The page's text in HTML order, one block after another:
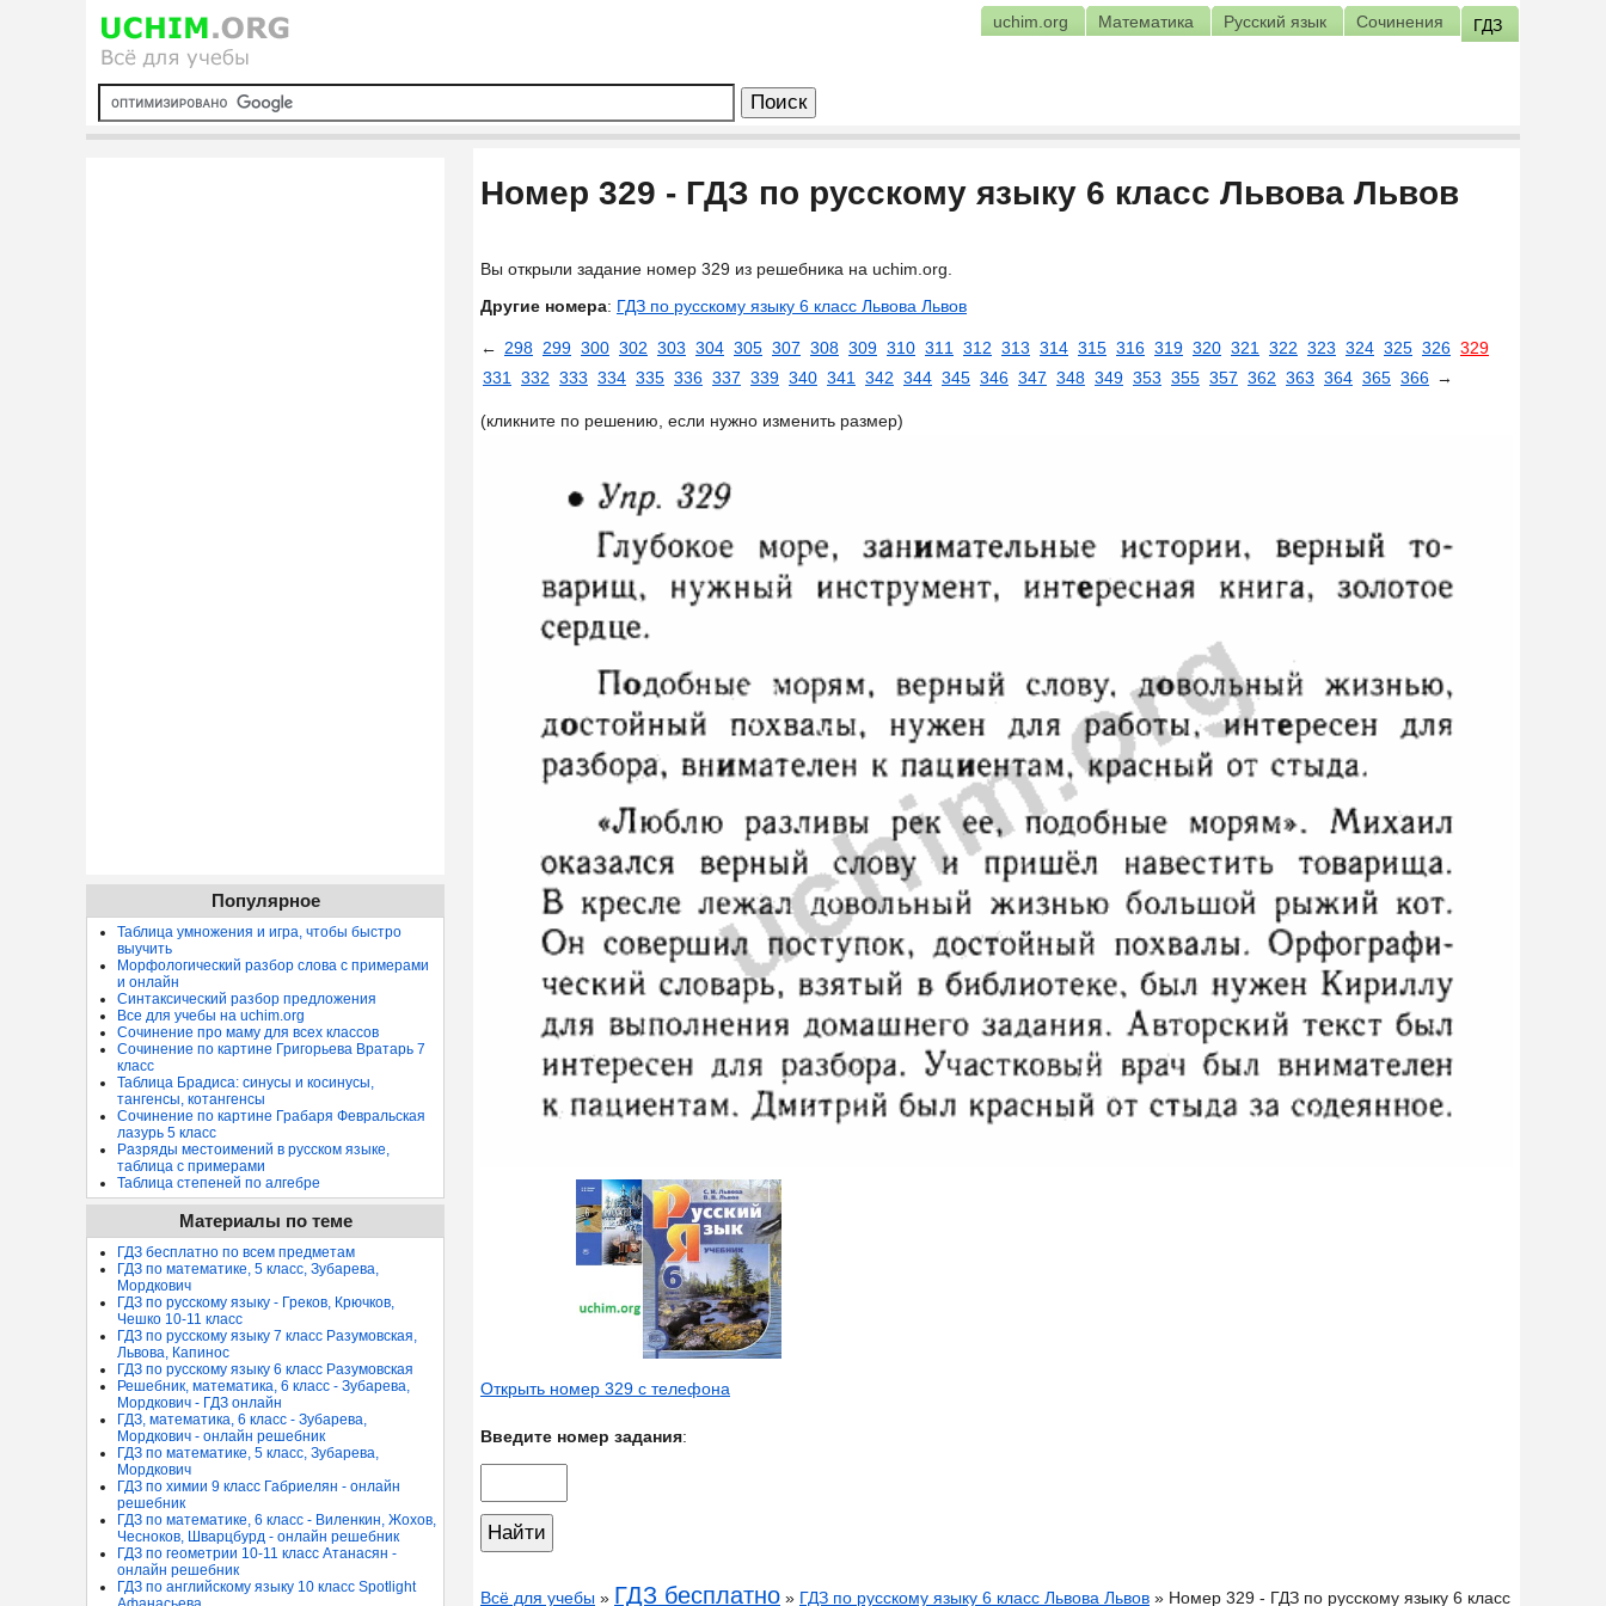
uchim.org Математика Русский язык Сочинения ГДЗ
Номер 329 - ГДЗ по русскому языку 6 класс Львова Львов
Вы открыли задание номер 329 из решебника на uchim.org.
Другие номера: ГДЗ по русскому языку 6 класс Львова Львов
← 298 299 300 302 303 304 305 307 308 309 310 311 312 313 314 315 316 319 320 321 322 323 324 325 326 329
331
332 333 334 335 336 337 339 340 341 342 344 345 346 347 348 349 353 355 357 362 363 364 365 366 →
(кликните по решению, если нужно изменить размер)
Открыть номер 329 с телефона
Введите номер задания:
Всё для учебы » ГДЗ бесплатно » ГДЗ по русскому языку 6 класс Львова Львов » Номер 329 - ГДЗ по русскому языку 6 класс
Популярное
Таблица умножения и игра, чтобы быстро
выучить
Морфологический разбор слова с примерами
и онлайн
Синтаксический разбор предложения
Все для учебы на uchim.org
Сочинение про маму для всех классов
Сочинение по картине Григорьева Вратарь 7
класс
Таблица Брадиса: синусы и косинусы,
тангенсы, котангенсы
Сочинение по картине Грабаря Февральская
лазурь 5 класс
Разряды местоимений в русском языке,
таблица с примерами
Таблица степеней по алгебре
Материалы по теме
ГДЗ бесплатно по всем предметам
ГДЗ по математике, 5 класс, Зубарева,
Мордкович
ГДЗ по русскому языку - Греков, Крючков,
Чешко 10-11 класс
ГДЗ по русскому языку 7 класс Разумовская,
Львова, Капинос
ГДЗ по русскому языку 6 класс Разумовская
Решебник, математика, 6 класс - Зубарева,
Мордкович - ГДЗ онлайн
ГДЗ, математика, 6 класс - Зубарева,
Мордкович - онлайн решебник
ГДЗ по математике, 5 класс, Зубарева,
Мордкович
ГДЗ по химии 9 класс Габриелян - онлайн
решебник
ГДЗ по математике, 6 класс - Виленкин, Жохов,
Чесноков, Шварцбурд - онлайн решебник
ГДЗ по геометрии 10-11 класс Атанасян -
онлайн решебник
ГДЗ по английскому языку 10 класс Spotlight